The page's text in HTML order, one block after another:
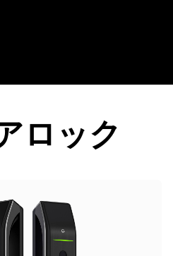
ロック